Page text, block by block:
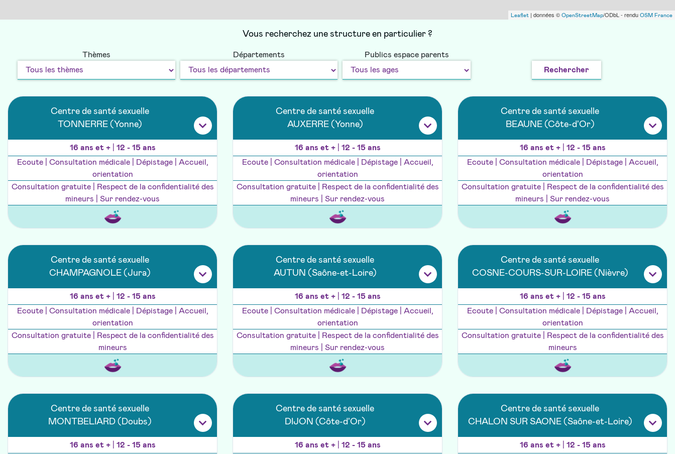
Leaflet | données © OpenStreetMap/ODbL - rendu OSM France
Vous recherchez une structure en particulier ?
Thèmes Départements
Publics espace parents
Rechercher
Centre de santé sexuelle
TONNERRE (Yonne)
16 ans et +
12 - 15 ans
Ecoute | Consultation médicale | Dépistage | Accueil,
orientation
Consultation gratuite | Respect de la confidentialité des
mineurs | Sur rendez-vous
Centre de santé sexuelle
AUXERRE (Yonne)
16 ans et +
12 - 15 ans
Ecoute | Consultation médicale | Dépistage | Accueil,
orientation
Consultation gratuite | Respect de la confidentialité des
mineurs | Sur rendez-vous
Centre de santé sexuelle
BEAUNE (Côte-d'Or)
16 ans et +
12 - 15 ans
Ecoute | Consultation médicale | Dépistage | Accueil,
orientation
Consultation gratuite | Respect de la confidentialité des
mineurs | Sur rendez-vous
Centre de santé sexuelle
CHAMPAGNOLE (Jura)
16 ans et +
12 - 15 ans
Ecoute | Consultation médicale | Dépistage | Accueil,
orientation
Consultation gratuite | Respect de la confidentialité des
mineurs
Centre de santé sexuelle
AUTUN (Saône-et-Loire)
16 ans et +
12 - 15 ans
Ecoute | Consultation médicale | Dépistage | Accueil,
orientation
Consultation gratuite | Respect de la confidentialité des
mineurs | Sur rendez-vous
Centre de santé sexuelle
COSNE-COURS-SUR-LOIRE (Nièvre)
16 ans et +
12 - 15 ans
Ecoute | Consultation médicale | Dépistage | Accueil,
orientation
Consultation gratuite | Respect de la confidentialité des
mineurs
Centre de santé sexuelle
MONTBELIARD (Doubs)
16 ans et +
12 - 15 ans
Centre de santé sexuelle
DIJON (Côte-d'Or)
16 ans et +
12 - 15 ans
Centre de santé sexuelle
CHALON SUR SAONE (Saône-et-Loire)
16 ans et +
12 - 15 ans